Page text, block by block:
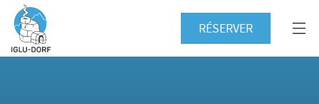
RÉSERVER